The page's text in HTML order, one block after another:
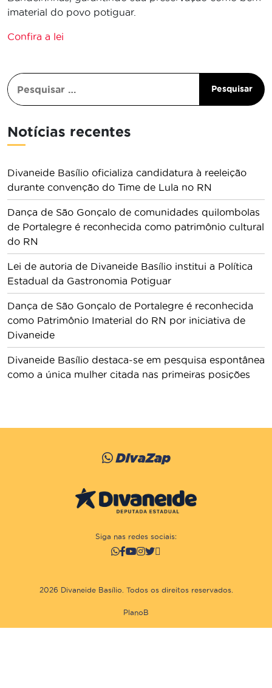
imaterial do povo potiguar.
Confira a lei
Notícias recentes
Divaneide Basílio oficializa candidatura à reeleição
durante convenção do Time de Lula no RN
Dança de São Gonçalo de comunidades quilombolas
de Portalegre é reconhecida como patrimônio cultural
do RN
Lei de autoria de Divaneide Basílio institui a Política
Estadual da Gastronomia Potiguar
Dança de São Gonçalo de Portalegre é reconhecida
como Patrimônio Imaterial do RN por iniciativa de
Divaneide
Divaneide Basílio destaca-se em pesquisa espontânea
como a única mulher citada nas primeiras posições
DivaZap
Siga nas redes sociais:
2026 Divaneide Basílio. Todos os direitos reservados.
PlanoB